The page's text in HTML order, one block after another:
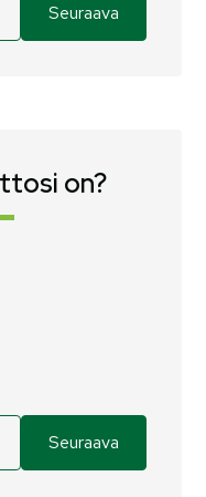
Seuraava
on?
Seuraava